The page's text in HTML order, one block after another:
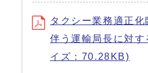
タクシー業務適正
伴う運輸局長に対
イズ：70.28KB)